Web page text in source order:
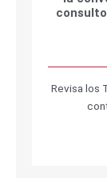
Revisa los